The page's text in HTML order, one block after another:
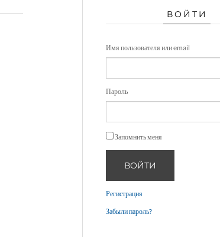
ВОЙТИ
Имя пользователя или email
Пароль
Запомнить меня
ВОЙТИ
Регистрация
Забыли пароль?